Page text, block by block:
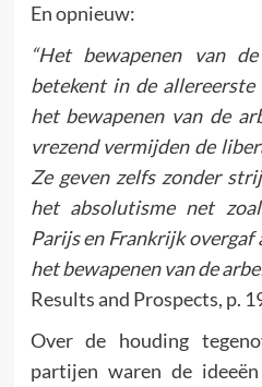
En opnieuw:
“Het bewapenen van
betekent in de
het bewapenen van de
vrezend vermijden de
Ze geven zelfs zonder
het absolutisme net
Parijs en Frankrijk overgaf
het bewapenen van de
Results and Prospects, p.
Over de houding
partijen waren de